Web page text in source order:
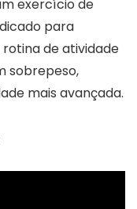
exercício de
para
rotina de atividade
sobrepeso,
mais avançada.